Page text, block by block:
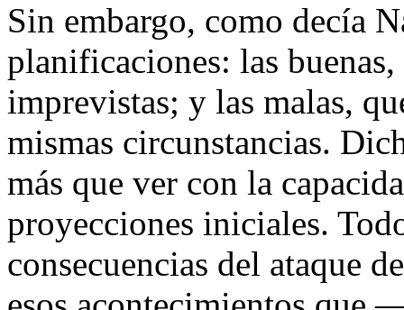
Sin embargo, como decía
planificaciones: las
imprevistas; y las malas,
mismas circunstancias.
más que ver con la
proyecciones iniciales.
consecuencias del ataque